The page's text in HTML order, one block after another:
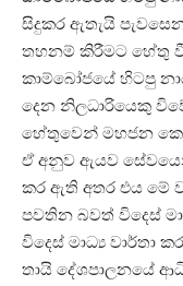
සිදුකර ඇතැයි
තහනම් කිරීමට හේතු
කාම්බෝජයේ හිටපු
දෙන නිලධාරියෙකු
හේතුවෙන් මහජන
ඒ අනුව ඇයව
කර ඇති අතර එය මේ
පවතින බවත් විදෙස්
විදෙස් මාධ්‍ය වාර්තා
තායි දේශපාලනයේ